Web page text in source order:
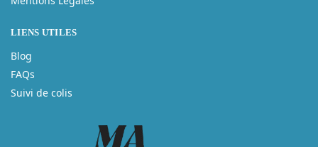
LIENS UTILES
Blog
FAQs
Suivi de colis